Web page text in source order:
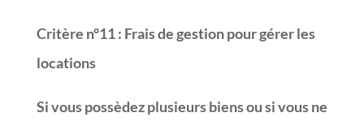
Critère n°11: Frais de gestion pour gérer les
locations
Si vous possèdez plusieurs biens ou si vous ne